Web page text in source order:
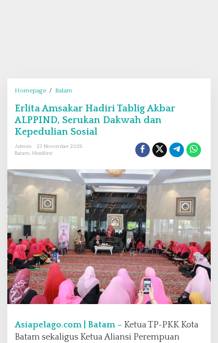
Homepage / Batam
l
i
t
A
s
H
a
d
r
i
T
a
b
l
g
A
Erlita Amsakar Hadiri Tablig Akbar
ALPPIND, Serukan Dakwah dan
Kepedulian Sosial
Admin
23 November 2025
Batam, Headline
Asiapelago.com | Batam – Ketua TP-PKK Kota
Batam sekaligus Ketua Aliansi Perempuan